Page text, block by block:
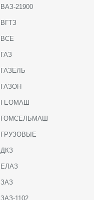
ВАЗ-21900
ВГТЗ
ВСЕ
ГАЗ
ГАЗЕЛЬ
ГАЗОН
ГЕОМАШ
ГОМСЕЛЬМАШ
ГРУЗОВЫЕ
ДКЗ
ЕЛАЗ
ЗАЗ
ЗАЗ-1102